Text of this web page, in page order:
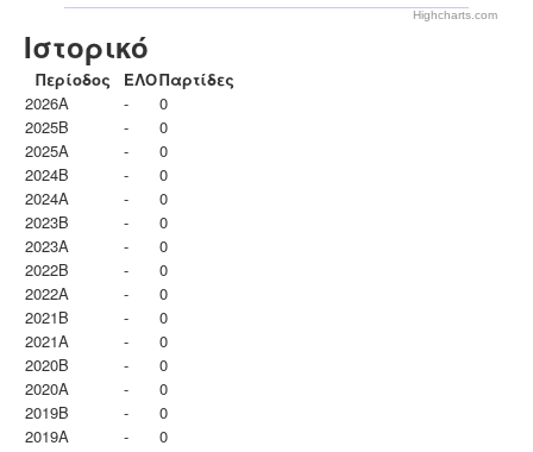
Highcharts.com
Ιστορικό
Περίοδος ΕΛΟΠαρτίδες
2026A
-
0
2025B
-
0
2025A
-
0
2024B
-
0
2024A
-
0
2023B
-
0
2023Α
-
0
2022B
-
0
2022A
-
0
2021B
-
0
2021A
-
0
2020B
-
0
2020A
-
0
2019B
-
0
2019A
-
0